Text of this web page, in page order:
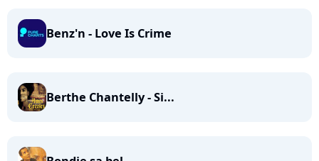
Benz'n - Love Is Crime
Berthe Chantelly - Si...